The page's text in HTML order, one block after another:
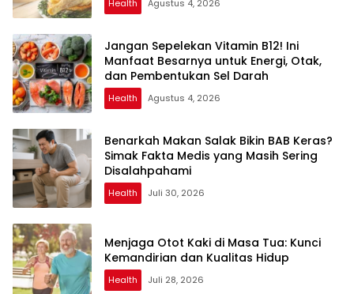
Health Agustus 4, 2026
Jangan Sepelekan Vitamin B12! Ini
Manfaat Besarnya untuk Energi, Otak,
dan Pembentukan Sel Darah
Health Agustus 4, 2026
Benarkah Makan Salak Bikin BAB Keras?
Simak Fakta Medis yang Masih Sering
Disalahpahami
Health Juli 30, 2026
Menjaga Otot Kaki di Masa Tua: Kunci
Kemandirian dan Kualitas Hidup
Health Juli 28, 2026